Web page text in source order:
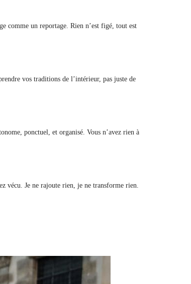
comme un reportage. Rien n’est figé, tout est
vos traditions de l’intérieur, pas juste de
ponctuel, et organisé. Vous n’avez rien à
vécu. Je ne rajoute rien, je ne transforme rien.